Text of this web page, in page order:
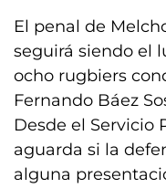
El penal de
seguirá siendo el
ocho rugbiers
Fernando Báez
Desde el Servicio
aguarda si la
alguna